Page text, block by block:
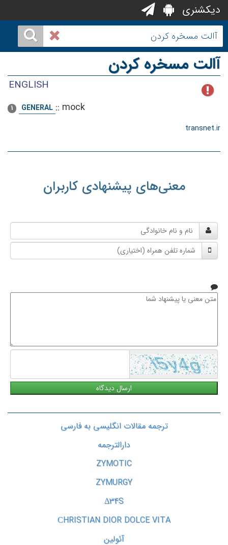
دیکشنری
آالت مسخره کردن
ENGLISH
1 GENERAL :: mock
transnet.ir
معنی‌های پیشنهادی کاربران
و
نام
خانوادگی
شماره
تلفن
متن
ترجمه مقالات انگلیسی به فارسی
دارالترجمه
ZYMOTIC
ZYMURGY
Δ34S
СHRISTIAN DIOR DOLCE VITA
آئولین